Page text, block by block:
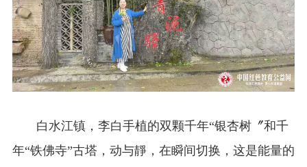
白水江镇，李白手植的双颗千年“银杏树〞和千
年“铁佛寺”古塔，动与靜，在瞬间切换，这是能量的